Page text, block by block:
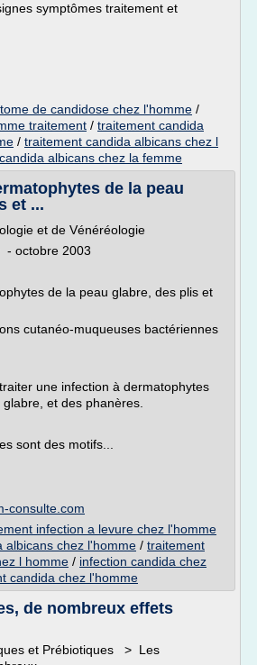
symptômes traitement et
de candidose chez l'homme /
traitement / traitement candida
/ traitement candida albicans chez l
albicans chez la femme
de la peau
et ...
et de Vénéréologie
- octobre 2003
de la peau glabre, des plis et
cutanéo-muqueuses bactériennes
une infection à dermatophytes
et des phanères.
sont des motifs...
consulte.com
infection a levure chez l'homme
albicans chez l'homme / traitement
l homme / infection candida chez
candida chez l'homme
de nombreux effets
et Prébiotiques > Les